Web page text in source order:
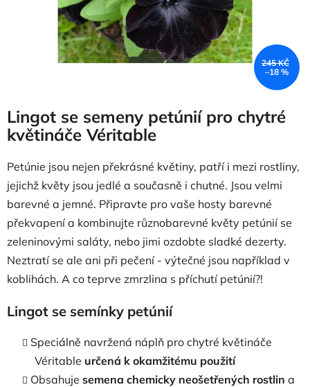
Lingot se semeny petúnií pro chytré
květináče Véritable
Petúnie jsou nejen překrásné květiny, patří i mezi rostliny,
jejichž květy jsou jedlé a současně i chutné. Jsou velmi
barevné a jemné. Připravte pro vaše hosty barevné
překvapení a kombinujte různobarevné květy petúnií se
zeleninovými saláty, nebo jimi ozdobte sladké dezerty.
Neztratí se ale ani při pečení - výtečné jsou například v
koblihách. A co teprve zmrzlina s příchutí petúnií?!
Lingot se semínky petúnií
Speciálně navržená náplň pro chytré květináče
Véritable určená k okamžitému použití
Obsahuje semena chemicky neošetřených rostlin a
245 KČ
–18 %